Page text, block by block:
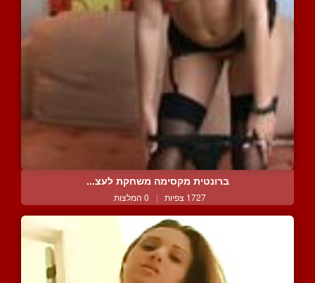
ברונטית מקסימה משחקת לעצ...
1727 צפיות | 0 המלצות